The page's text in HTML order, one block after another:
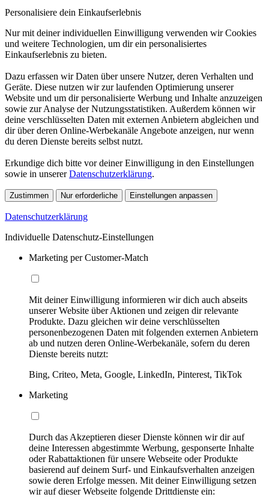
Personalisiere dein Einkaufserlebnis
Nur mit deiner individuellen Einwilligung verwenden wir Cookies
und weitere Technologien, um dir ein personalisiertes
Einkaufserlebnis zu bieten.
Dazu erfassen wir Daten über unsere Nutzer, deren Verhalten und
Geräte. Diese nutzen wir zur laufenden Optimierung unserer
Website und um dir personalisierte Werbung und Inhalte anzuzeigen
sowie zur Analyse der Nutzungsstatistiken. Außerdem können wir
deine verschlüsselten Daten mit externen Anbietern abgleichen und
dir über deren Online-Werbekanäle Angebote anzeigen, nur wenn
du deren Dienste bereits selbst nutzt.
Erkundige dich bitte vor deiner Einwilligung in den Einstellungen
sowie in unsererDatenschutzerklärung.
Zustimmen Nur erforderliche Einstellungen anpassen
Datenschutzerklärung
Individuelle Datenschutz-Einstellungen
Marketing per Customer-Match
Mit deiner Einwilligung informieren wir dich auch abseits
unserer Website über Aktionen und zeigen dir relevante
Produkte. Dazu gleichen wir deine verschlüsselten
personenbezogenen Daten mit folgenden externen Anbietern
ab und nutzen deren Online-Werbekanäle, sofern du deren
Dienste bereits nutzt:
Bing, Criteo, Meta, Google, LinkedIn, Pinterest, TikTok
Marketing
Durch das Akzeptieren dieser Dienste können wir dir auf
deine Interessen abgestimmte Werbung, gesponserte Inhalte
oder Rabattaktionen für unsere Webseite oder Produkte
basierend auf deinem Surf- und Einkaufsverhalten anzeigen
sowie deren Erfolge messen. Mit deiner Einwilligung setzen
wir auf dieser Webseite folgende Drittdienste ein: